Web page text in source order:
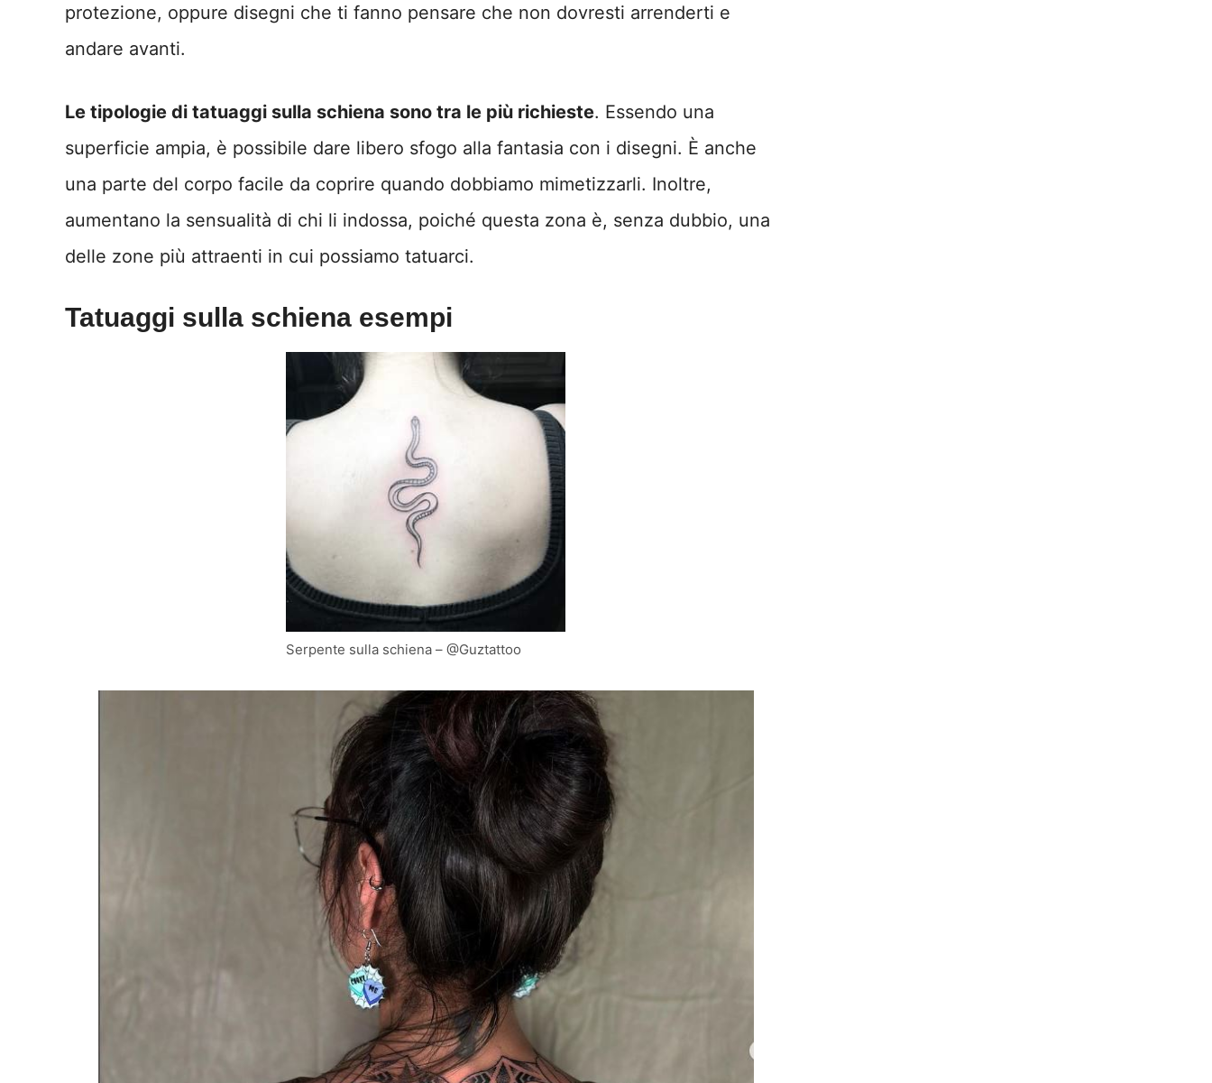
protezione, oppure disegni che ti fanno pensare che non dovresti arrenderti e
andare avanti.
Le tipologie di tatuaggi sulla schiena sono tra le più richieste. Essendo una
superficie ampia, è possibile dare libero sfogo alla fantasia con i disegni. È anche
una parte del corpo facile da coprire quando dobbiamo mimetizzarli. Inoltre,
aumentano la sensualità di chi li indossa, poiché questa zona è, senza dubbio, una
delle zone più attraenti in cui possiamo tatuarci.
Tatuaggi sulla schiena esempi
Serpente sulla schiena – @Guztattoo